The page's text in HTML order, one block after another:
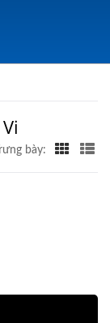
Và
Trưng bày: